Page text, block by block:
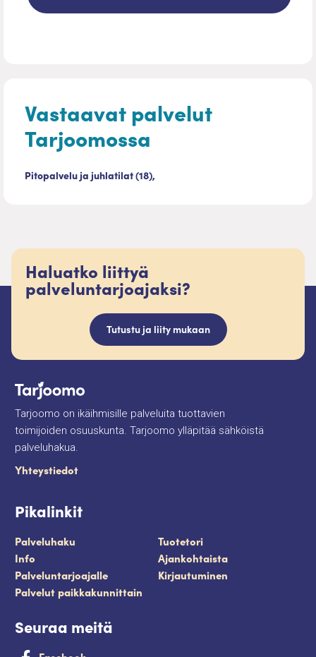
Vastaavat palvelut
Tarjoomossa
Pitopalvelu ja juhlatilat (18),
Haluatko liittyä
palveluntarjoajaksi?
Tutustu ja liity mukaan
Tarjoomo on ikäihmisille palveluita tuottavien
toimijoiden osuuskunta. Tarjoomo ylläpitää sähköistä
palveluhakua.
Yhteystiedot
Pikalinkit
Palveluhaku
Tuotetori
Info
Ajankohtaista
Palveluntarjoajalle
Kirjautuminen
Palvelut paikkakunnittain
Seuraa meitä